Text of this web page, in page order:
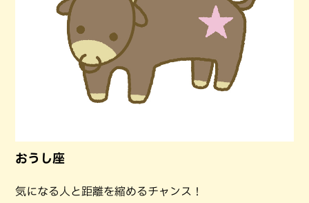
おうし座
気になる人と距離を縮めるチャンス！